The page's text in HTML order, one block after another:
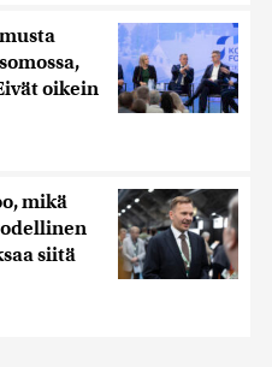
oikein
mikä
siitä